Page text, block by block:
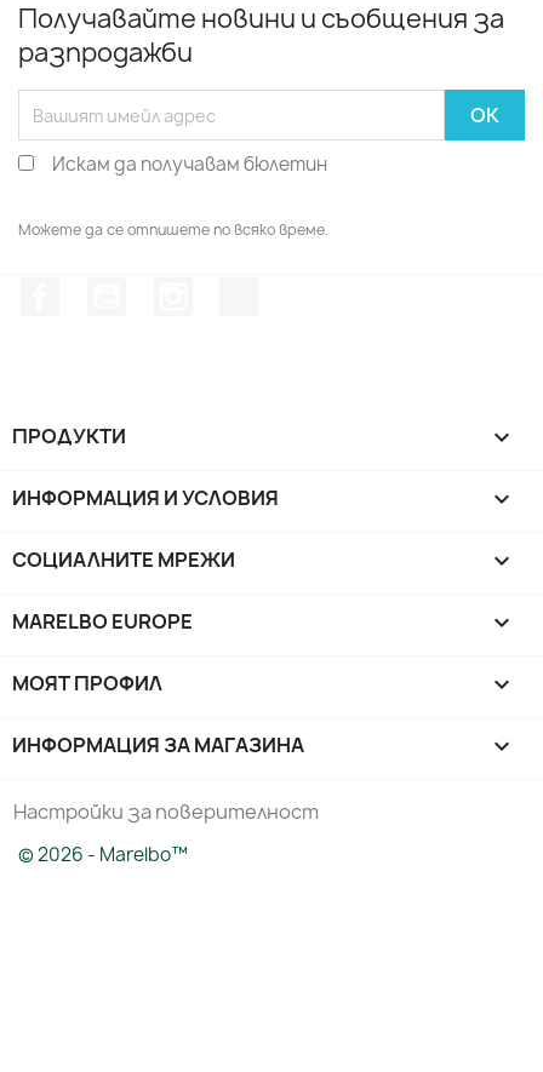
Получавайте новини и съобщения за
разпродажби
Искам да получавам бюлетин
Можете да се отпишете по всяко време.
ПРОДУКТИ 
ИНФОРМАЦИЯ И УСЛОВИЯ 
СОЦИАЛНИТЕ МРЕЖИ 
MARELBO EUROPE 
МОЯТ ПРОФИЛ 
ИНФОРМАЦИЯ ЗА МАГАЗИНА keyboard_arrow_down
Настройки за поверителност
© 2026 - Marelbo™